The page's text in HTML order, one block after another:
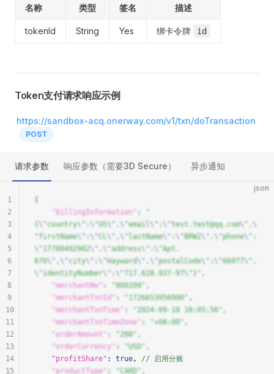
名称 类型 签名 描述
tokenId String Yes 绑卡令牌 id
Token支付请求响应示例
https://sandbox-acq.onerway.com/v1/txn/doTransaction
POST
请求参数 响应参数（需要3D Secure） 异步通知
json
{
    "billingInformation"
: "
{ \"country\" : \"US\" , \"email \" : \"test.test@qq.com\" , \
"firstName\" : \"CL\" , \" lastName\" : \"BRW2\" , \"phone\" :
\" 17700492982\" , \"address\" : \"Apt.
870\" , \"city\" : \"Hayward\" , \"postalCode\" : \"66977\" ,
\"identityNumber\" : \" 717.628.937-97\" }" ,
    "merchantNo"
: "800209" ,
    "merchantTxnId"
: "1726653956000" ,
    "merchantTxnTime"
: "2024-09-18 18:05:56" ,
    "merchantTxnTimeZone"
: "+08:00" ,
    "orderAmount"
: "200" ,
    "orderCurrency"
: "USD" ,
    "profitShare"
: true , // 启用分账
    "productType"
: "CARD" ,
1
2
3
4
5
6
7
8
9
10
11
12
13
14
15